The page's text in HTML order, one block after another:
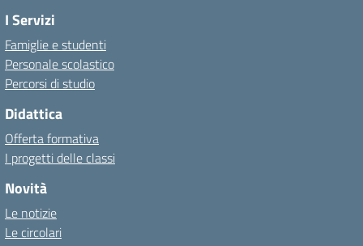
I Servizi
Famiglie e studenti
Personale scolastico
Percorsi di studio
Didattica
Offerta formativa
I progetti delle classi
Novità
Le notizie
Le circolari